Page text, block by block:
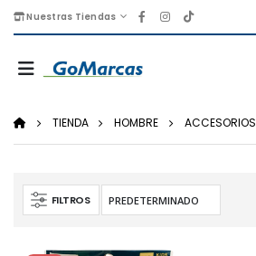
Nuestras Tiendas
TIENDA HOMBRE ACCESORIOS
FILTROS